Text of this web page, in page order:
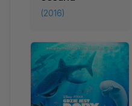
(2016)